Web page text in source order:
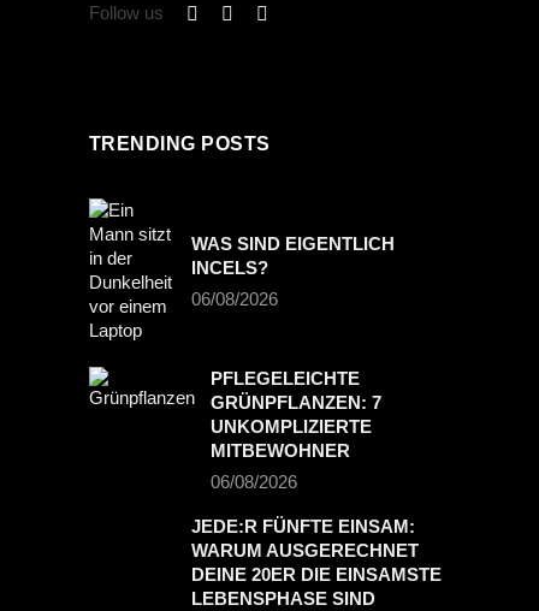
Follow us
TRENDING POSTS
WAS SIND EIGENTLICH
INCELS?
06/08/2026
PFLEGELEICHTE
GRÜNPFLANZEN: 7
UNKOMPLIZIERTE
MITBEWOHNER
06/08/2026
JEDE:R FÜNFTE EINSAM:
WARUM AUSGERECHNET
DEINE 20ER DIE EINSAMSTE
LEBENSPHASE SIND